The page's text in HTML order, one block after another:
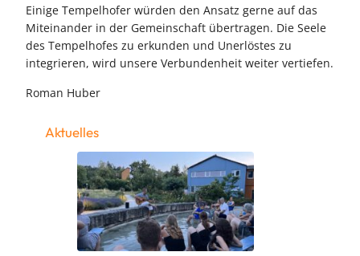
Einige Tempelhofer würden den Ansatz gerne auf das
Miteinander in der Gemeinschaft übertragen. Die Seele
des Tempelhofes zu erkunden und Unerlöstes zu
integrieren, wird unsere Verbundenheit weiter vertiefen.
Roman Huber
Aktuelles